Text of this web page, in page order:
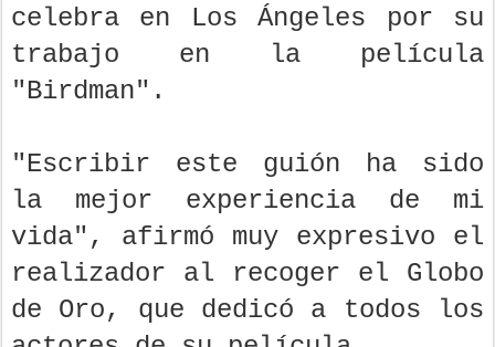
celebra en Los Ángeles por su
trabajo en la película
"Birdman".
"Escribir este guión ha sido
la mejor experiencia de mi
vida", afirmó muy expresivo el
realizador al recoger el Globo
de Oro, que dedicó a todos los